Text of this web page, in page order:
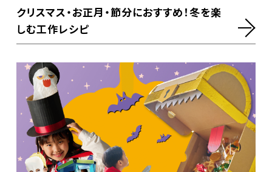
クリスマス・お正月・節分におすすめ！冬を楽
しむ工作レシピ